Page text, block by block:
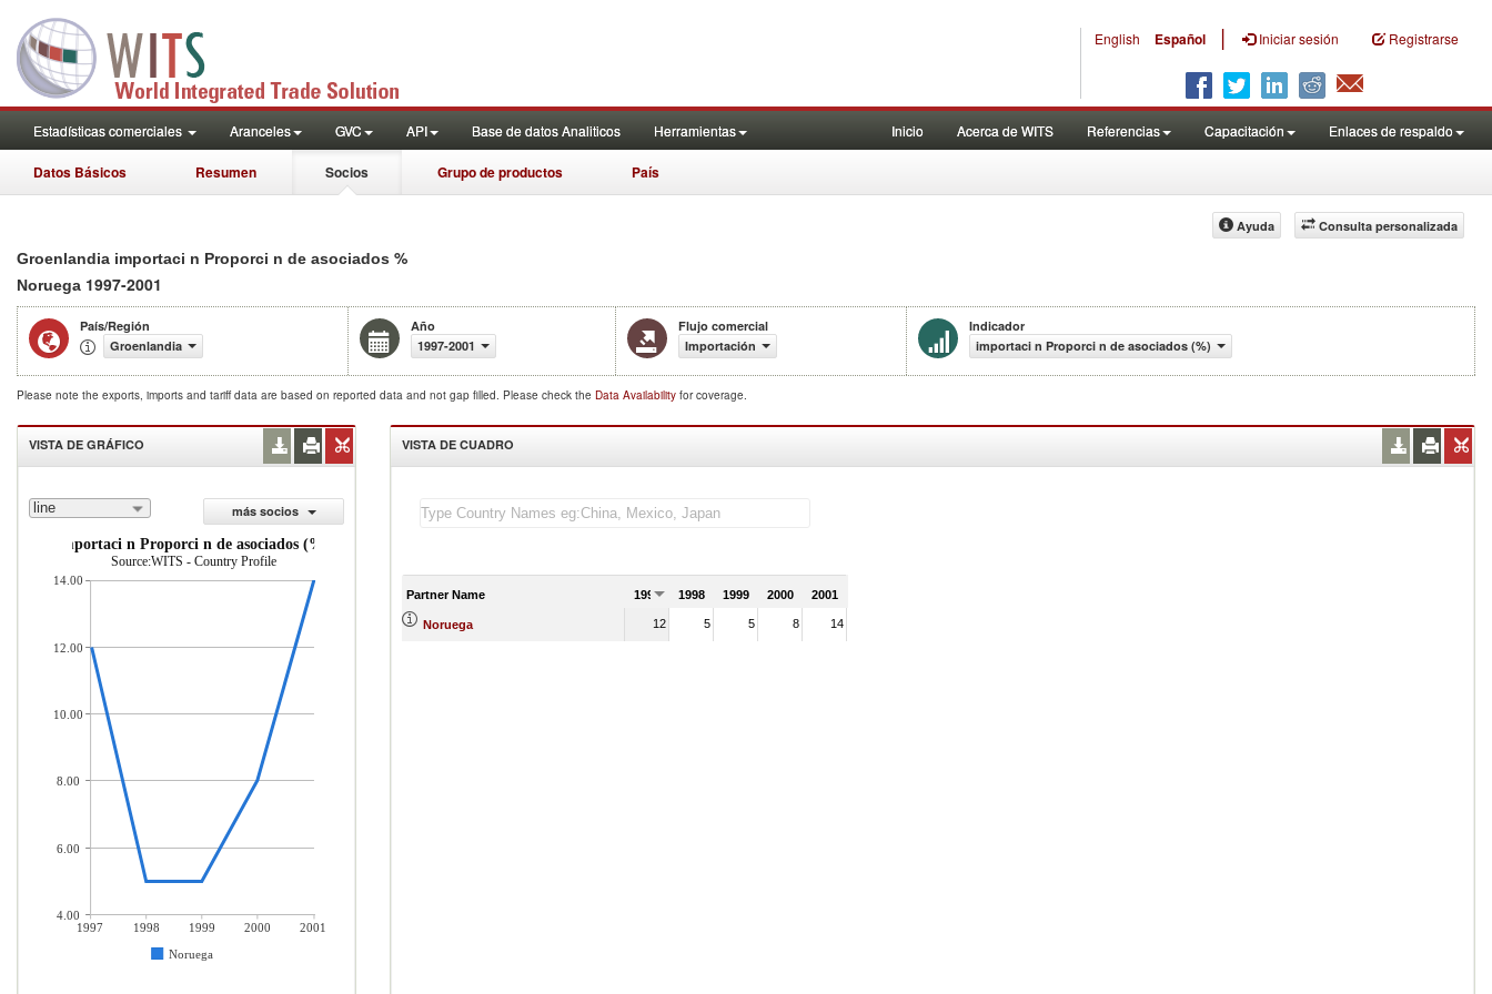
English Español | Iniciar sesión Registrarse
Estadísticas comerciales Aranceles GVC API Base de datos Analiticos Herramientas Inicio Acerca de WITS Referencias Capacitación Enlaces de respaldo
Datos Básicos Resumen Socios Grupo de productos País
Consulta personalizada
Ayuda
Groenlandia importaci n Proporci n de asociados %
Noruega 1997-2001
País/Región
Groenlandia
Año
1997-2001
Flujo comercial
Importación
Indicador
importaci n Proporci n de asociados (%)
Please note the exports, imports and tariff data are based on reported data and not gap filled. Please check the Data Availability for coverage.
VISTA DE GRÁFICO
line
más socios
importaci n Proporci n de asociados (%)
Source:WITS - Country Profile
1997 1998 1999 2000
2001
Noruega
14.00
12.00
10.00
8.00
6.00
4.00
VISTA DE CUADRO
Partner Name 1997 1998 1999 2000 2001
Noruega 12 5 5 8 14